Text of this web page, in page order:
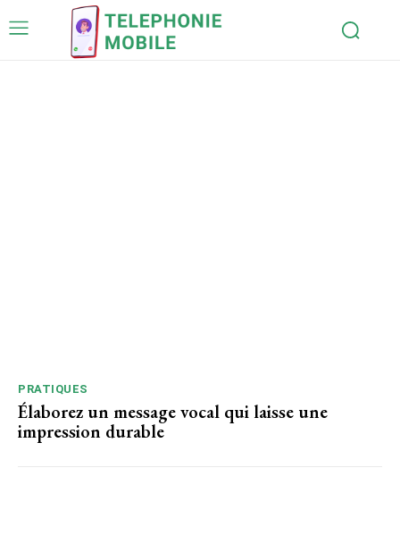
PRATIQUES
Élaborez un message vocal qui laisse une
impression durable